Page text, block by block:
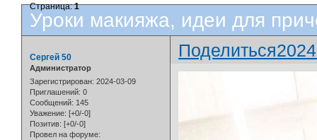
Уроки макияжа, идеи для
Страница:1
Поделиться
Сергей 50
Администратор
Зарегистрирован: 2024-03-09
Приглашений: 0
Сообщений: 145
Уважение: [+0/-0]
Позитив: [+0/-0]
Провел на форуме: